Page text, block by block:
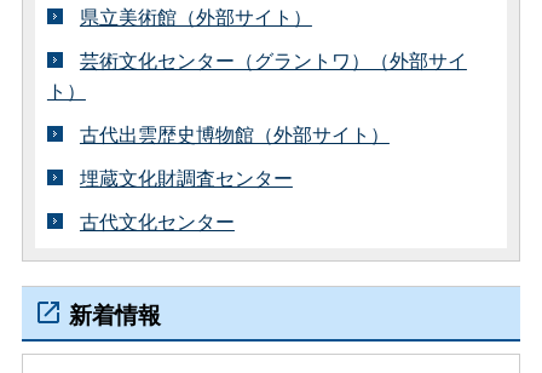
県立美術館（外部サイト）
芸術文化センター（グラントワ）（外部サイ
ト）
古代出雲歴史博物館（外部サイト）
埋蔵文化財調査センター
古代文化センター
新着情報